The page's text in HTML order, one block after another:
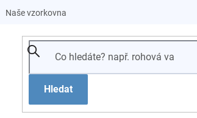
Naše vzorkovna
Hledat